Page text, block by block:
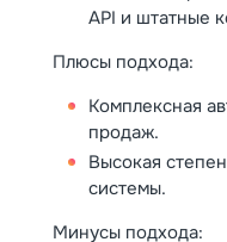
API и штатные
Плюсы подхода:
Комплексная
продаж.
Высокая
системы.
Минусы подхода: